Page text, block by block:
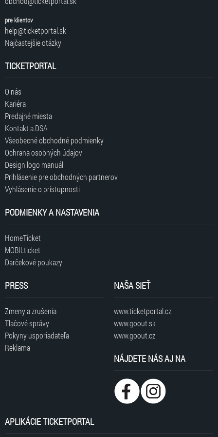
pre klientov
help@ticketportal.sk
Najčastejšie otázky
TICKETPORTAL
O nás
Kariéra
Predajné miesta
Kontakt a DSA
Všeobecné obchodné podmienky
Ochrana osobných údajov
Design logo manuál
Prihlásenie pre obchodných partnerov
Vyhlásenie o prístupnosti
PODMIENKY A NASTAVENIA
HomeTicket
MOBILticket
Darčekové poukazy
PRESS
Zmeny a zrušenia
Tlačové správy
Pokyny usporiadateľa
Reklama
NAŠA SIEŤ
www.ticketportal.cz
www.goout.sk
www.goout.cz
NÁJDETE NÁS AJ NA
APLIKÁCIE TICKETPORTAL